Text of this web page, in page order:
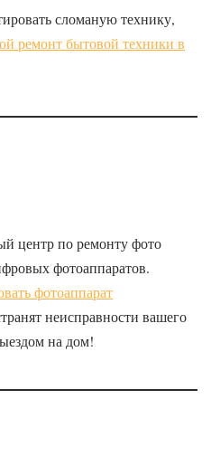
сломаную технику,
ремонт бытовой техники в
центр по ремонту фото
фотоаппаратов.
фотоаппарат
неисправности вашего
на дом!